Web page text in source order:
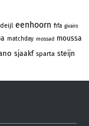
deijl eenhoorn fifa givairo
matchday mossad moussa
sjaakf sparta steijn